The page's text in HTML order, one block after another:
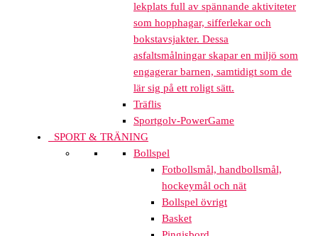
lekplats full av spännande aktiviteter
som hopphagar, sifferlekar och
bokstavsjakter. Dessa
asfaltsmålningar skapar en miljö som
engagerar barnen, samtidigt som de
lär sig på ett roligt sätt.
Träflis
Sportgolv-PowerGame
SPORT & TRÄNING
Bollspel
Fotbollsmål, handbollsmål,
hockeymål och nät
Bollspel övrigt
Basket